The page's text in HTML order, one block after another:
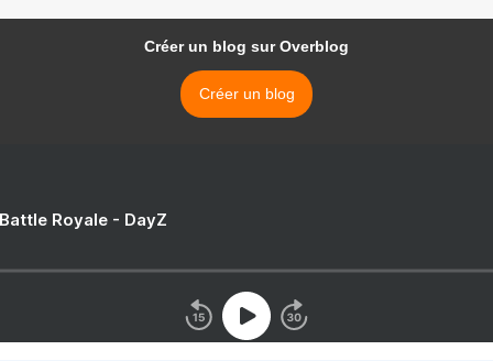
Créer un blog sur Overblog
Créer un blog
Royale - DayZ